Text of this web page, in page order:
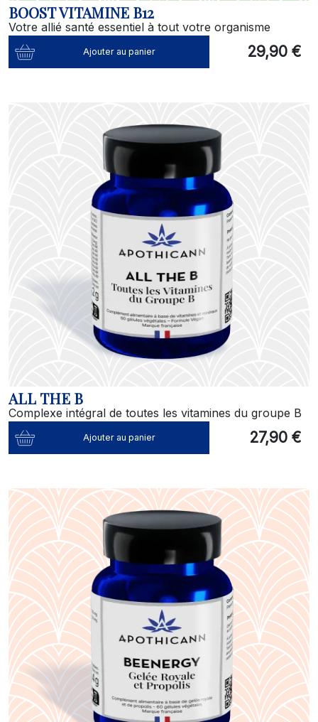
BOOST VITAMINE B12
Votre allié santé essentiel à tout votre organisme
Ajouter au panier 29,90 €
ALL THE B
Complexe intégral de toutes les vitamines du groupe B
Ajouter au panier 27,90 €